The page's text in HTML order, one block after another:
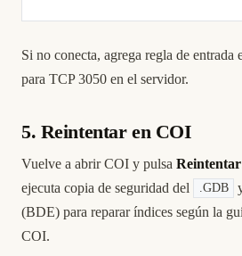
Si no conecta, agrega regla de
para TCP 3050 en el servidor.
5. Reintentar en COI
Vuelve a abrir COI y pulsa Reintentar
ejecuta copia de seguridad del
.GDB
(BDE) para reparar índices según la
COI.